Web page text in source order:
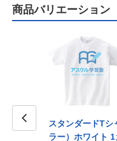
商品バリエーション
（フルカ
スタンダードTシ
ラー）ホワイト 1